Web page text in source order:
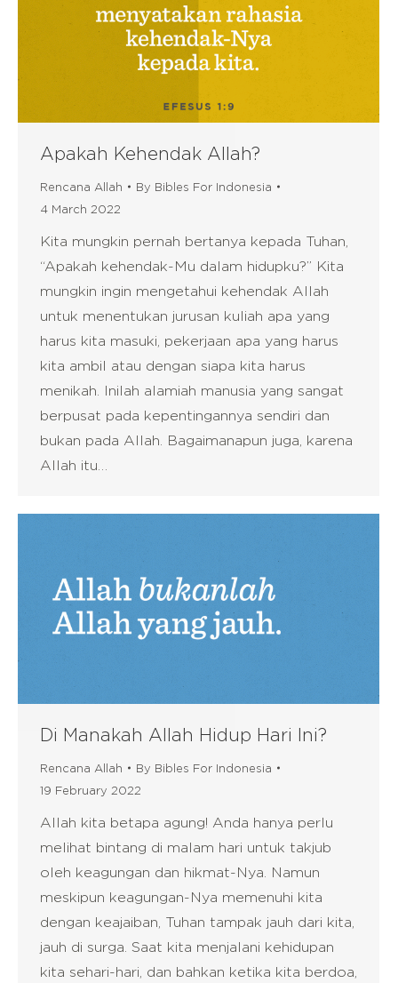
Apakah Kehendak Allah?
Rencana Allah By Bibles For Indonesia
4 March 2022
Kita mungkin pernah bertanya kepada Tuhan,
“Apakah kehendak-Mu dalam hidupku?” Kita
mungkin ingin mengetahui kehendak Allah
untuk menentukan jurusan kuliah apa yang
harus kita masuki, pekerjaan apa yang harus
kita ambil atau dengan siapa kita harus
menikah. Inilah alamiah manusia yang sangat
berpusat pada kepentingannya sendiri dan
bukan pada Allah. Bagaimanapun juga, karena
Allah itu…
Di Manakah Allah Hidup Hari Ini?
Rencana Allah By Bibles For Indonesia
19 February 2022
Allah kita betapa agung! Anda hanya perlu
melihat bintang di malam hari untuk takjub
oleh keagungan dan hikmat-Nya. Namun
meskipun keagungan-Nya memenuhi kita
dengan keajaiban, Tuhan tampak jauh dari kita,
jauh di surga. Saat kita menjalani kehidupan
kita sehari-hari, dan bahkan ketika kita berdoa,